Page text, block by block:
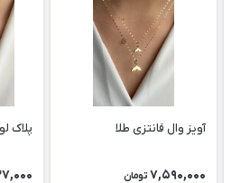
آویز وال فانتزی طلا
7,590,000 تومان
پلاک